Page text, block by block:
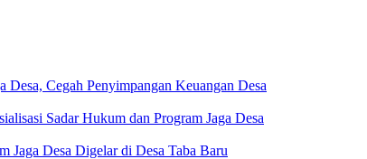
Desa, Cegah Penyimpangan Keuangan Desa
Sadar Hukum dan Program Jaga Desa
Jaga Desa Digelar di Desa Taba Baru